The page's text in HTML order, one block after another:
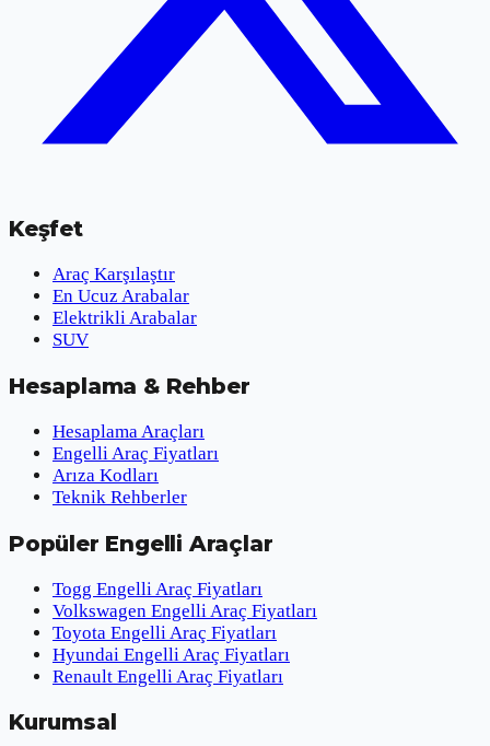
Keşfet
Araç Karşılaştır
En Ucuz Arabalar
Elektrikli Arabalar
SUV
Hesaplama & Rehber
Hesaplama Araçları
Engelli Araç Fiyatları
Arıza Kodları
Teknik Rehberler
Popüler Engelli Araçlar
Togg Engelli Araç Fiyatları
Volkswagen Engelli Araç Fiyatları
Toyota Engelli Araç Fiyatları
Hyundai Engelli Araç Fiyatları
Renault Engelli Araç Fiyatları
Kurumsal